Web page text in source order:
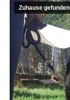
Zuhause gefunden